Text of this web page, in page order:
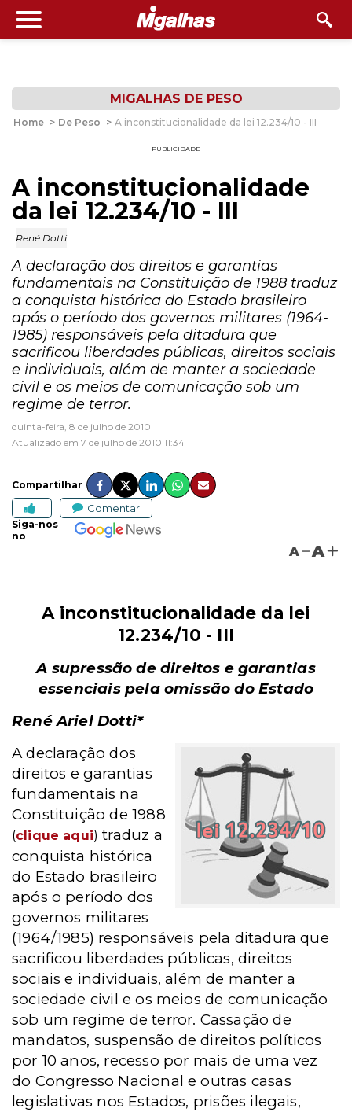
MIGALHAS DE PESO
Home > De Peso > A inconstitucionalidade da lei 12.234/10 - III
PUBLICIDADE
A inconstitucionalidade
da lei 12.234/10 - III
René Dotti
A declaração dos direitos e garantias
fundamentais na Constituição de 1988 traduz
a conquista histórica do Estado brasileiro
após o período dos governos militares (1964-
1985) responsáveis pela ditadura que
sacrificou liberdades públicas, direitos sociais
e individuais, além de manter a sociedade
civil e os meios de comunicação sob um
regime de terror.
quinta-feira, 8 de julho de 2010
Atualizado em 7 de julho de 2010 11:34
Compartilhar
Comentar
Siga-nos
no
A A
A inconstitucionalidade da lei
12.234/10 - III
A supressão de direitos e garantias
essenciais pela omissão do Estado
René Ariel Dotti*
A declaração dos
direitos e garantias
fundamentais na
Constituição de 1988
(clique aqui) traduz a
conquista histórica
do Estado brasileiro
após o período dos
governos militares
(1964/1985) responsáveis pela ditadura que
sacrificou liberdades públicas, direitos
sociais e individuais, além de manter a
sociedade civil e os meios de comunicação
sob um regime de terror. Cassação de
mandatos, suspensão de direitos políticos
por 10 anos, recesso por mais de uma vez
do Congresso Nacional e outras casas
legislativas nos Estados, prisões ilegais,